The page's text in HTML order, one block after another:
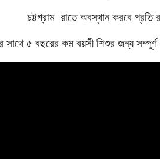
চট্টগ্রাম রাতে অবস্থান করবে প্রতি
সাথে ৫ বছরের কম বয়সী শিশুর জন্য